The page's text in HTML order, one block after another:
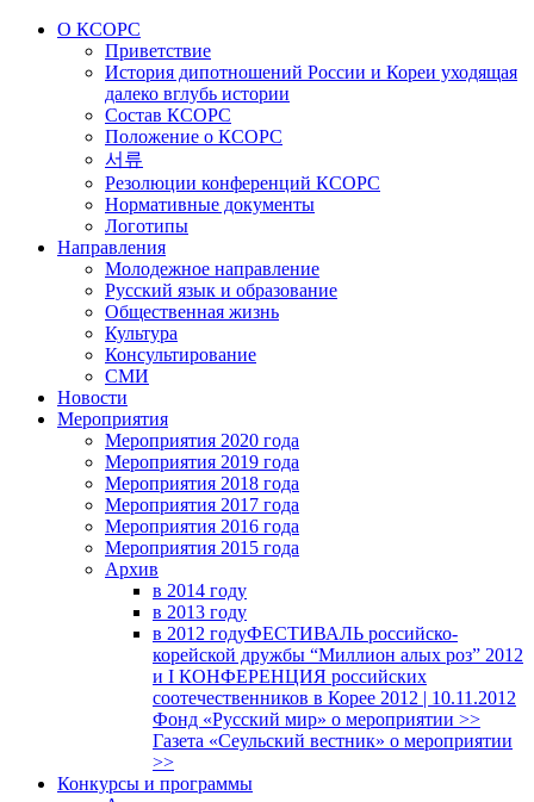
О КСОРС
Приветствие
История дипотношений России и Кореи уходящая
далеко вглубь истории
Состав КСОРС
Положение о КСОРС
서류
Резолюции конференций КСОРС
Нормативные документы
Логотипы
Направления
Молодежное направление
Русский язык и образование
Общественная жизнь
Культура
Консультирование
СМИ
Новости
Мероприятия
Мероприятия 2020 года
Мероприятия 2019 года
Мероприятия 2018 годa
Мероприятия 2017 года
Мероприятия 2016 года
Мероприятия 2015 года
Архив
в 2014 году
в 2013 году
в 2012 годуФЕСТИВАЛЬ российско-
корейской дружбы “Миллион алых роз” 2012
и I КОНФЕРЕНЦИЯ российских
соотечественников в Корее 2012 | 10.11.2012
Фонд «Русский мир» о мероприятии >>
Газета «Сеульский вестник» о мероприятии
>>
Конкурсы и программы